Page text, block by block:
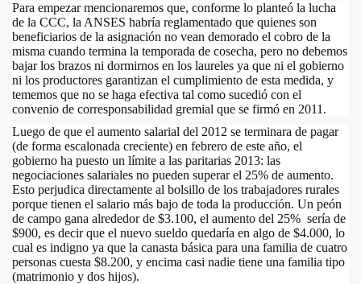
Para empezar mencionaremos que, conforme lo planteó la lucha
de la CCC, la ANSES habría reglamentado que quienes son
beneficiarios de la asignación no vean demorado el cobro de la
misma cuando termina la temporada de cosecha, pero no debemos
bajar los brazos ni dormirnos en los laureles ya que ni el gobierno
ni los productores garantizan el cumplimiento de esta medida, y
tememos que no se haga efectiva tal como sucedió con el
convenio de corresponsabilidad gremial que se firmó en 2011.
Luego de que el aumento salarial del 2012 se terminara de pagar
(de forma escalonada creciente) en febrero de este año, el
gobierno ha puesto un límite a las paritarias 2013: las
negociaciones salariales no pueden superar el 25% de aumento.
Esto perjudica directamente al bolsillo de los trabajadores rurales
porque tienen el salario más bajo de toda la producción. Un peón
de campo gana alrededor de $3.100, el aumento del 25% sería de
$900, es decir que el nuevo sueldo quedaría en algo de $4.000, lo
cual es indigno ya que la canasta básica para una familia de cuatro
personas cuesta $8.200, y encima casi nadie tiene una familia tipo
(matrimonio y dos hijos).